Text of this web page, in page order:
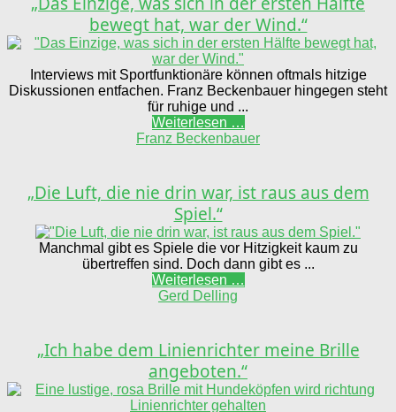
bewegt hat, war der Wind.“
Interviews mit Sportfunktionäre können oftmals hitzige
Diskussionen entfachen. Franz Beckenbauer hingegen steht
für ruhige und ...
Weiterlesen …
Franz Beckenbauer
„Die Luft, die nie drin war, ist raus aus dem
Spiel.“
Manchmal gibt es Spiele die vor Hitzigkeit kaum zu
übertreffen sind. Doch dann gibt es ...
Weiterlesen …
Gerd Delling
„Ich habe dem Linienrichter meine Brille
angeboten.“